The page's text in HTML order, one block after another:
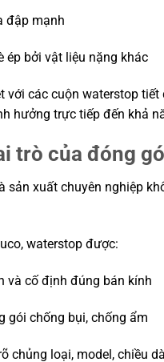
đập mạnh
ép bởi vật liệu nặng khác
với các cuộn waterstop tiết
hưởng trực tiếp đến khả
trò của đóng
sản xuất chuyên nghiệp
, waterstop được:
và cố định đúng bán kính
gói chống bụi, chống ẩm
chủng loại, model, chiều